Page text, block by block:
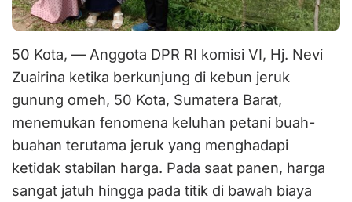
50 Kota, — Anggota DPR RI komisi VI, Hj. Nevi
Zuairina ketika berkunjung di kebun jeruk
gunung omeh, 50 Kota, Sumatera Barat,
menemukan fenomena keluhan petani buah-
buahan terutama jeruk yang menghadapi
ketidak stabilan harga. Pada saat panen, harga
sangat jatuh hingga pada titik di bawah biaya